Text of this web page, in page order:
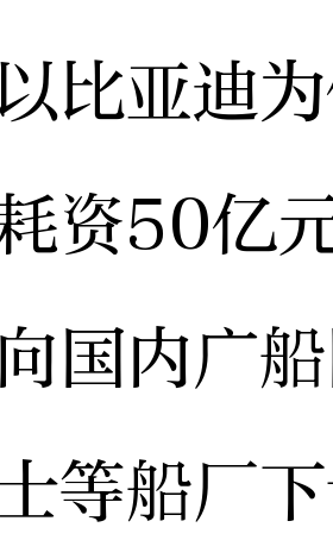
比亚迪
资50亿
国内广
等船厂